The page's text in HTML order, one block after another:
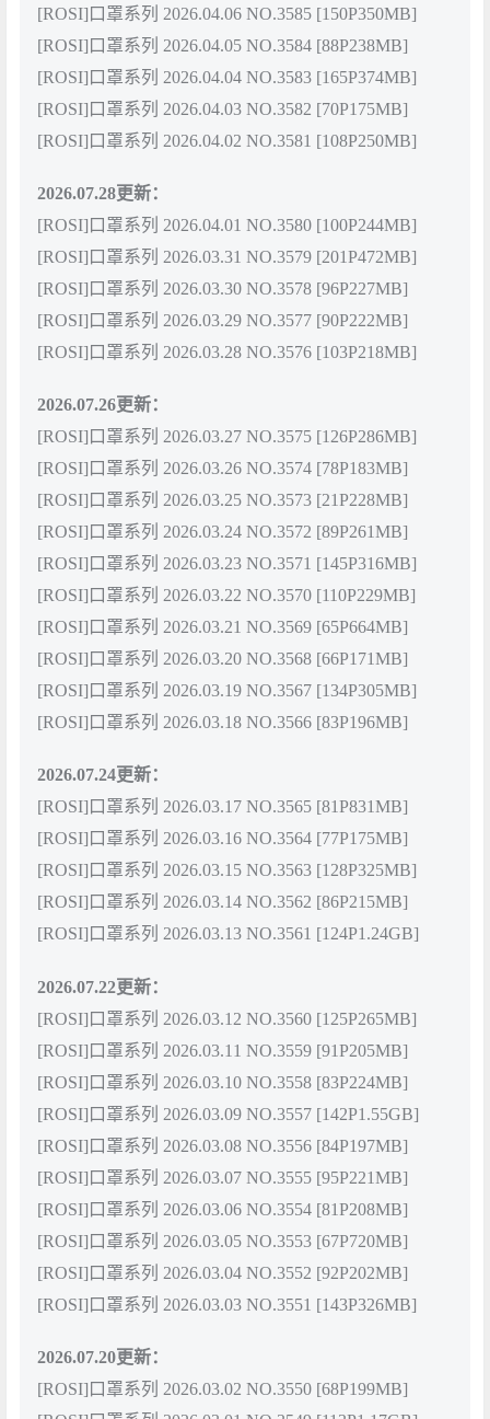
[ROSI]口罩系列 2026.04.06 NO.3585 [150P350MB]
[ROSI]口罩系列 2026.04.05 NO.3584 [88P238MB]
[ROSI]口罩系列 2026.04.04 NO.3583 [165P374MB]
[ROSI]口罩系列 2026.04.03 NO.3582 [70P175MB]
[ROSI]口罩系列 2026.04.02 NO.3581 [108P250MB]
2026.07.28更新：
[ROSI]口罩系列 2026.04.01 NO.3580 [100P244MB]
[ROSI]口罩系列 2026.03.31 NO.3579 [201P472MB]
[ROSI]口罩系列 2026.03.30 NO.3578 [96P227MB]
[ROSI]口罩系列 2026.03.29 NO.3577 [90P222MB]
[ROSI]口罩系列 2026.03.28 NO.3576 [103P218MB]
2026.07.26更新：
[ROSI]口罩系列 2026.03.27 NO.3575 [126P286MB]
[ROSI]口罩系列 2026.03.26 NO.3574 [78P183MB]
[ROSI]口罩系列 2026.03.25 NO.3573 [21P228MB]
[ROSI]口罩系列 2026.03.24 NO.3572 [89P261MB]
[ROSI]口罩系列 2026.03.23 NO.3571 [145P316MB]
[ROSI]口罩系列 2026.03.22 NO.3570 [110P229MB]
[ROSI]口罩系列 2026.03.21 NO.3569 [65P664MB]
[ROSI]口罩系列 2026.03.20 NO.3568 [66P171MB]
[ROSI]口罩系列 2026.03.19 NO.3567 [134P305MB]
[ROSI]口罩系列 2026.03.18 NO.3566 [83P196MB]
2026.07.24更新：
[ROSI]口罩系列 2026.03.17 NO.3565 [81P831MB]
[ROSI]口罩系列 2026.03.16 NO.3564 [77P175MB]
[ROSI]口罩系列 2026.03.15 NO.3563 [128P325MB]
[ROSI]口罩系列 2026.03.14 NO.3562 [86P215MB]
[ROSI]口罩系列 2026.03.13 NO.3561 [124P1.24GB]
2026.07.22更新：
[ROSI]口罩系列 2026.03.12 NO.3560 [125P265MB]
[ROSI]口罩系列 2026.03.11 NO.3559 [91P205MB]
[ROSI]口罩系列 2026.03.10 NO.3558 [83P224MB]
[ROSI]口罩系列 2026.03.09 NO.3557 [142P1.55GB]
[ROSI]口罩系列 2026.03.08 NO.3556 [84P197MB]
[ROSI]口罩系列 2026.03.07 NO.3555 [95P221MB]
[ROSI]口罩系列 2026.03.06 NO.3554 [81P208MB]
[ROSI]口罩系列 2026.03.05 NO.3553 [67P720MB]
[ROSI]口罩系列 2026.03.04 NO.3552 [92P202MB]
[ROSI]口罩系列 2026.03.03 NO.3551 [143P326MB]
2026.07.20更新：
[ROSI]口罩系列 2026.03.02 NO.3550 [68P199MB]